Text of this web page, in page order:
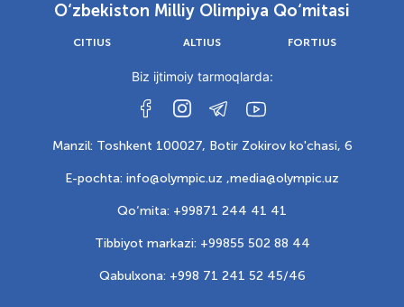
O‘zbekiston Milliy Olimpiya Qo‘mitasi
CITIUS ALTIUS FORTIUS
Biz ijtimoiy tarmoqlarda:
Manzil: Toshkent 100027, Botir Zokirov ko'chasi, 6
E-pochta: info@olympic.uz ,media@olympic.uz
Qo‘mita: +99871 244 41 41
Tibbiyot markazi: +99855 502 88 44
Qabulxona: +998 71 241 52 45/46